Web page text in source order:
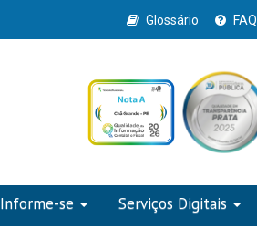
Glossário FAQ
Informe-se Serviços Digitais